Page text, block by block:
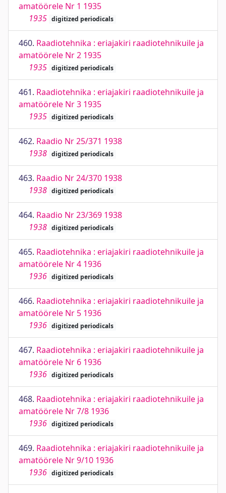
amatöörele Nr 1 1935
1935 digitized periodicals
460. Raadiotehnika : eriajakiri raadiotehnikuile ja
amatöörele Nr 2 1935
1935 digitized periodicals
461. Raadiotehnika : eriajakiri raadiotehnikuile ja
amatöörele Nr 3 1935
1935 digitized periodicals
462. Raadio Nr 25/371 1938
1938 digitized periodicals
463. Raadio Nr 24/370 1938
1938 digitized periodicals
464. Raadio Nr 23/369 1938
1938 digitized periodicals
465. Raadiotehnika : eriajakiri raadiotehnikuile ja
amatöörele Nr 4 1936
1936 digitized periodicals
466. Raadiotehnika : eriajakiri raadiotehnikuile ja
amatöörele Nr 5 1936
1936 digitized periodicals
467. Raadiotehnika : eriajakiri raadiotehnikuile ja
amatöörele Nr 6 1936
1936 digitized periodicals
468. Raadiotehnika : eriajakiri raadiotehnikuile ja
amatöörele Nr 7/8 1936
1936 digitized periodicals
469. Raadiotehnika : eriajakiri raadiotehnikuile ja
amatöörele Nr 9/10 1936
1936 digitized periodicals